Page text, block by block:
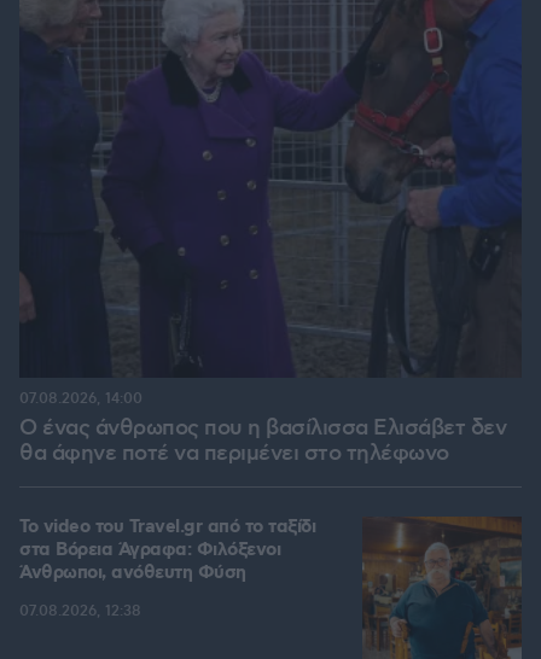
Ο ένας άνθρωπος που η βασίλισσα Ελισάβετ δεν
θα άφηνε ποτέ να περιμένει στο τηλέφωνο
07.08.2026, 14:00
To video του Travel.gr από το ταξίδι
στα Βόρεια Άγραφα: Φιλόξενοι
Άνθρωποι, ανόθευτη Φύση
07.08.2026, 12:38